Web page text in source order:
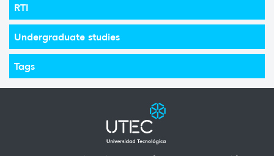
RTI
Undergraduate studies
Tags